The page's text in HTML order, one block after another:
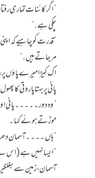
”اگر کائنات تماری
چکی ہے.“
”قدرت کو چاہیے کہ
مر جاتے ہیں.“
اک کیڑا میرے پاؤں
پانی پر بہتا پاروتی
”وہ دور۔۔۔۔۔پانی
موڑتے ہوئے کہا۔
”ہاں۔۔۔۔آسمان
”ایسا نہیں ہے (اس نے
آسمان ، زمین سے